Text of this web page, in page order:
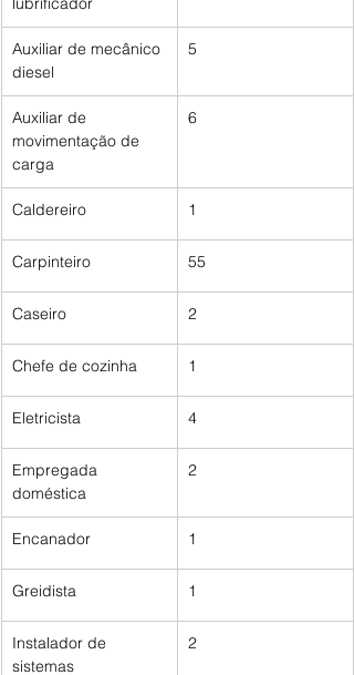
Auxiliar de mecânico
diesel
5
Auxiliar de
movimentação de
carga
6
Caldereiro 1
Carpinteiro 55
Caseiro 2
Chefe de cozinha 1
Eletricista 4
Empregada
doméstica
2
Encanador 1
Greidista 1
Instalador de
sistemas
2